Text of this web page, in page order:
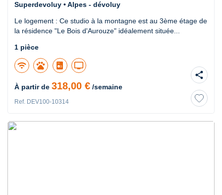
Superdevoluy • Alpes - dévoluy
Le logement : Ce studio à la montagne est au 3ème étage de
la résidence "Le Bois d'Aurouze" idéalement située...
1 pièce
wifi pets tv
À partir de 318,00 € /semaine
Ref. DEV100-10314
share